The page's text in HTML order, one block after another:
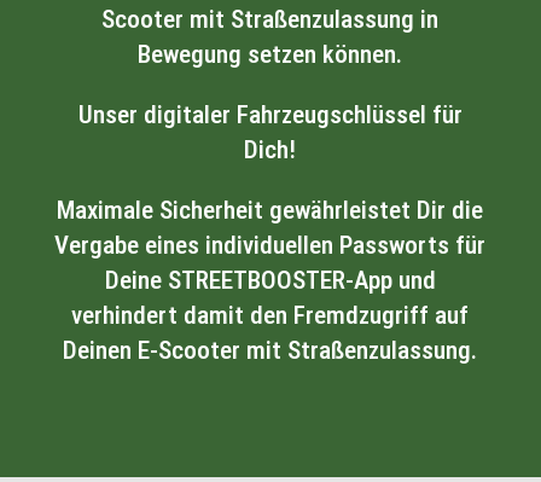
Scooter mit Straßenzulassung in
Bewegung setzen können.
Unser digitaler Fahrzeugschlüssel für
Dich!
Maximale Sicherheit gewährleistet Dir die
Vergabe eines individuellen Passworts für
Deine STREETBOOSTER-App und
verhindert damit den Fremdzugriff auf
Deinen E-Scooter mit Straßenzulassung.